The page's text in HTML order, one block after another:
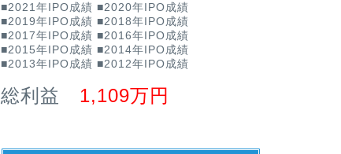
■2021年IPO成績 ■2020年IPO成績
■2019年IPO成績 ■2018年IPO成績
■2017年IPO成績 ■2016年IPO成績
■2015年IPO成績 ■2014年IPO成績
■2013年IPO成績 ■2012年IPO成績
総利益 1,109万円